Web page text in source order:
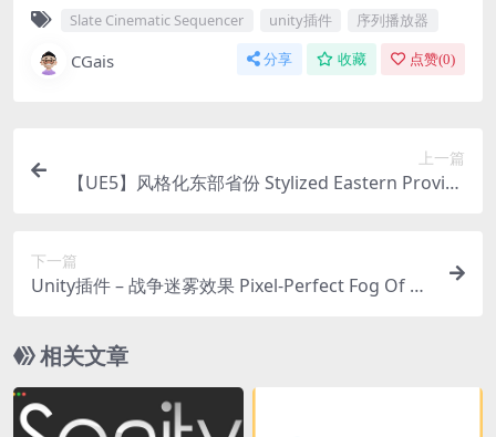
Slate Cinematic Sequencer unity插件 序列播放器
CGais 分享 收藏 点赞(0)
上一篇
【UE5】风格化东部省份 Stylized Eastern Provinc
下一篇
Unity插件 – 战争迷雾效果 Pixel-Perfect Fog Of W
相关文章